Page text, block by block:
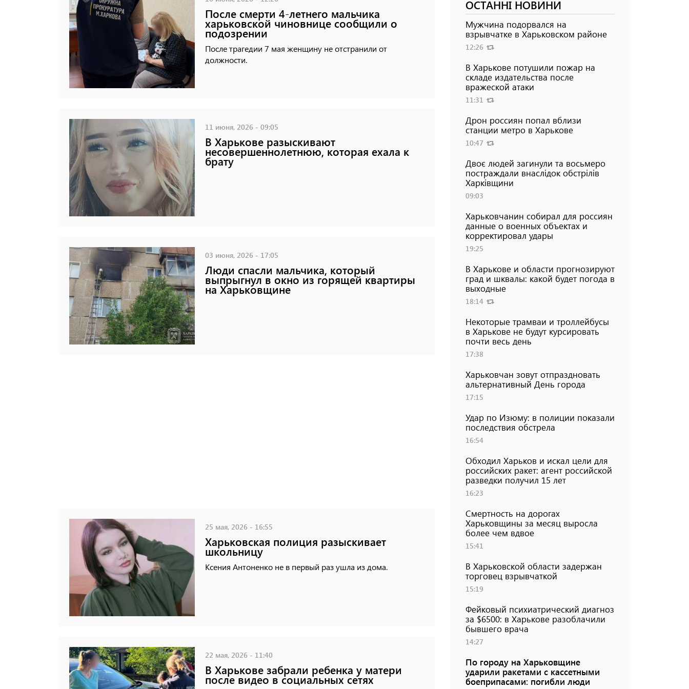
После смерти 4-летнего мальчика
харьковской чиновнице сообщили о
подозрении
После трагедии 7 мая женщину не отстранили от
должности.
11 июня, 2026 - 09:05
В Харькове разыскивают
несовершеннолетнюю, которая ехала к
брату
03 июня, 2026 - 17:05
Люди спасли мальчика, который
выпрыгнул в окно из горящей квартиры
на Харьковщине
25 мая, 2026 - 16:55
Харьковская полиция разыскивает
школьницу
Ксения Антоненко не в первый раз ушла из дома.
22 мая, 2026 - 11:40
В Харькове забрали ребенка у матери
после видео в социальных сетях
ОСТАННІ НОВИНИ
Мужчина подорвался на
взрывчатке в Харьковском районе
12:26
В Харькове потушили пожар на
складе издательства после
вражеской атаки
11:31
Дрон россиян попал вблизи
станции метро в Харькове
10:47
Двоє людей загинули та восьмеро
постраждали внаслідок обстрілів
Харківщини
09:03
Харьковчанин собирал для россиян
данные о военных объектах и ​​
корректировал удары
19:25
В Харькове и области прогнозируют
град и шквалы: какой будет погода в
выходные
18:14
Некоторые трамваи и троллейбусы
в Харькове не будут курсировать
почти весь день
17:38
Харьковчан зовут отпраздновать
альтернативный День города
17:15
Удар по Изюму: в полиции показали
последствия обстрела
16:54
Обходил Харьков и искал цели для
российских ракет: агент российской
разведки получил 15 лет
16:23
Смертность на дорогах
Харьковщины за месяц выросла
более чем вдвое
15:41
В Харьковской области задержан
торговец взрывчаткой
15:19
Фейковый психиатрический диагноз
за $6500: в Харькове разоблачили
бывшего врача
14:27
По городу на Харьковщине
ударили ракетами с кассетными
боеприпасами: погибли люди